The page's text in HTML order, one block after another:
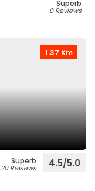
Superb
0 Reviews
1.37 Km
Superb
20 Reviews 4.5/5.0